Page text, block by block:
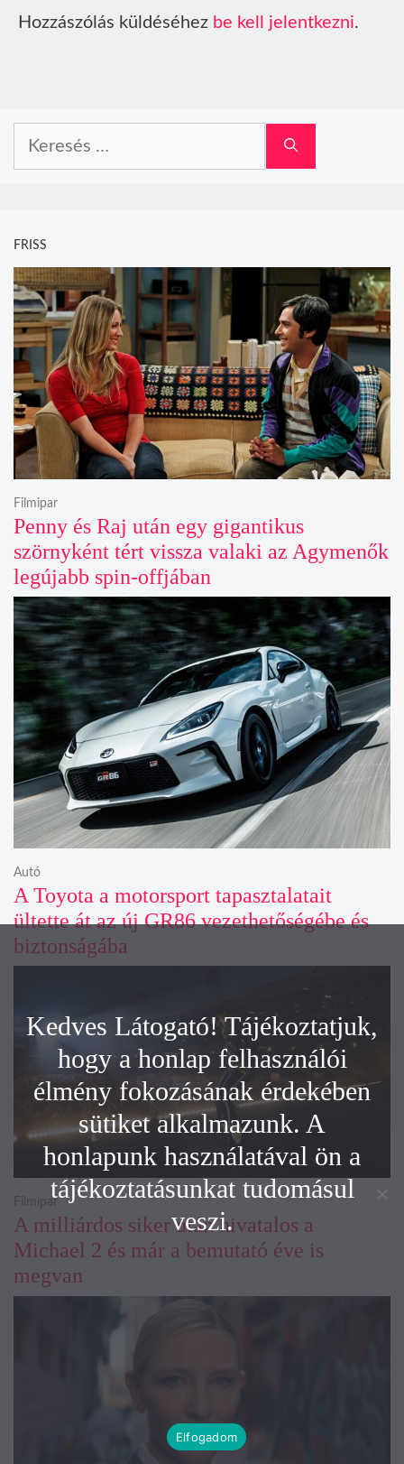
Hozzászólás küldéséhez be kell jelentkezni.
FRISS
Penny és Raj után egy gigantikus
szörnyként tért vissza valaki az Agymenők
legújabb spin-offjában
Filmipar
A Toyota a motorsport tapasztalatait
ültette át az új GR86 vezethetőségébe és
biztonságába
Autó
A milliárdos siker után hivatalos a
Michael 2 és már a bemutató éve is
megvan
Filmipar
Kedves Látogató! Tájékoztatjuk,
hogy a honlap felhasználói
élmény fokozásának érdekében
sütiket alkalmazunk. A
honlapunk használatával ön a
tájékoztatásunkat tudomásul
veszi.
Elfogadom